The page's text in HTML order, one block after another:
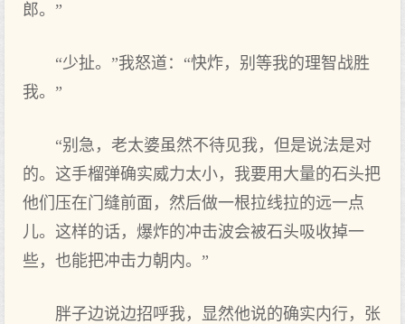
郎。”
“少扯。”我怒道：“快炸，别等我的理智战胜
我。”
“别急，老太婆虽然不待见我，但是说法是对
的。这手榴弹确实威力太小，我要用大量的石头把
他们压在门缝前面，然后做一根拉线拉的远一点
儿。这样的话，爆炸的冲击波会被石头吸收掉一
些，也能把冲击力朝内。”
胖子边说边招呼我，显然他说的确实内行，张